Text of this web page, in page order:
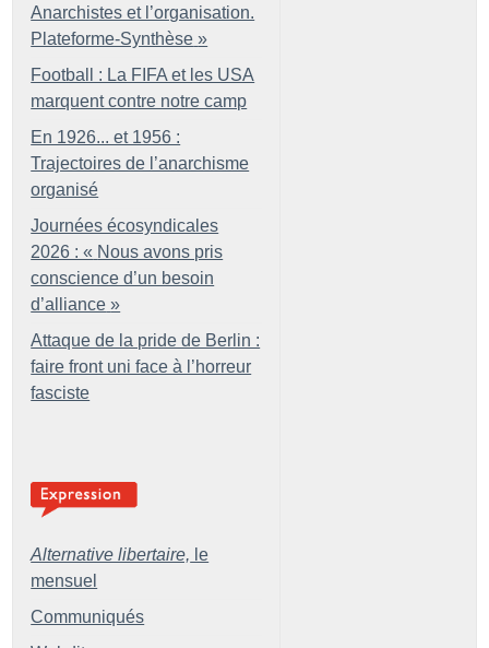
Anarchistes et l’organisation.
Plateforme-Synthèse »
Football : La FIFA et les USA
marquent contre notre camp
En 1926... et 1956 :
Trajectoires de l’anarchisme
organisé
Journées écosyndicales
2026 : « Nous avons pris
conscience d’un besoin
d’alliance »
Attaque de la pride de Berlin :
faire front uni face à l’horreur
fasciste
Alternative libertaire, le
mensuel
Communiqués